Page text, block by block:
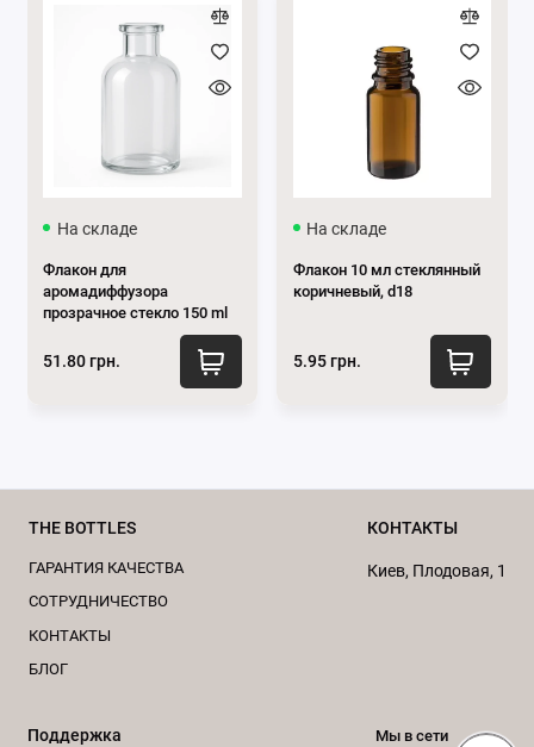
Преимущества использования
косметической пипетки
На складе
Флакон для
аромадиффузора
прозрачное стекло 150 ml
51.80 грн.
На складе
Флакон 10 мл стеклянный
коричневый, d18
5.95 грн.
THE BOTTLES
ГАРАНТИЯ КАЧЕСТВА
CОТРУДНИЧЕСТВО
КОНТАКТЫ
БЛОГ
КОНТАКТЫ
Киев, Плодовая, 1
Поддержка Мы в сети